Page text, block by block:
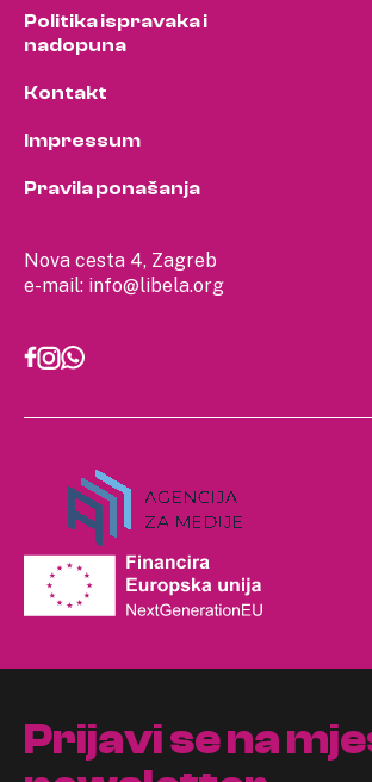
Nova cesta 4, Zagreb
e-mail: info@libela.org
Politika ispravaka i
nadopuna
Kontakt
Impressum
Pravila ponašanja
Prijavi se na